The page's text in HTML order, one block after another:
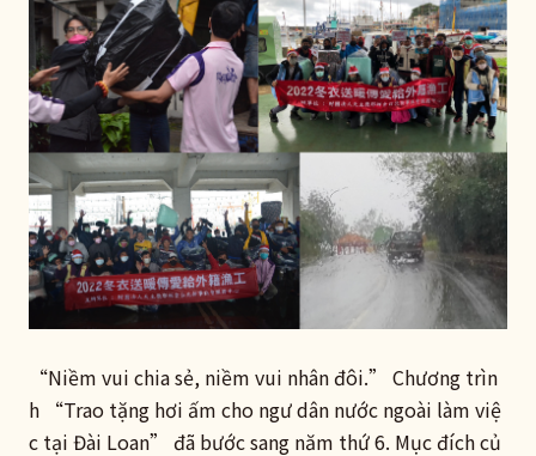
“Niềm vui chia sẻ, niềm vui nhân đôi.” Chương trìn
h “Trao tặng hơi ấm cho ngư dân nước ngoài làm việ
c tại Đài Loan” đã bước sang năm thứ 6. Mục đích củ